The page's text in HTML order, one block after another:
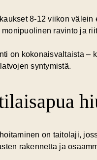
8-12 viikon
monipuolinen ravinto ja
on kokonaisvaltaista –
syntymistä.
on taitolaji,
rakennetta ja